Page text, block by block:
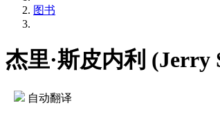
图书
杰里·斯皮内利 (Jerry
自动翻译